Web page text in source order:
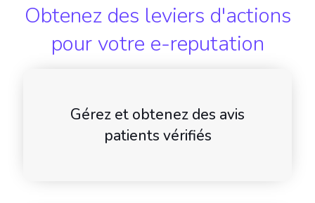
Obtenez des leviers d'actions
pour votre e-reputation
Gérez et obtenez des avis
patients vérifiés